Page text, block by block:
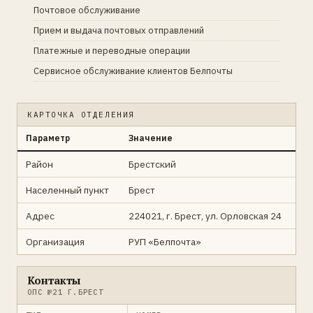
Почтовое обслуживание
Прием и выдача почтовых отправлений
Платежные и переводные операции
Сервисное обслуживание клиентов Белпочты
КАРТОЧКА ОТДЕЛЕНИЯ
Параметр Значение
Район Брестский
Населенный пункт Брест
Адрес 224021, г. Брест, ул. Орловская 24
Организация РУП «Белпочта»
Контакты
ОПС №21 Г.БРЕСТ